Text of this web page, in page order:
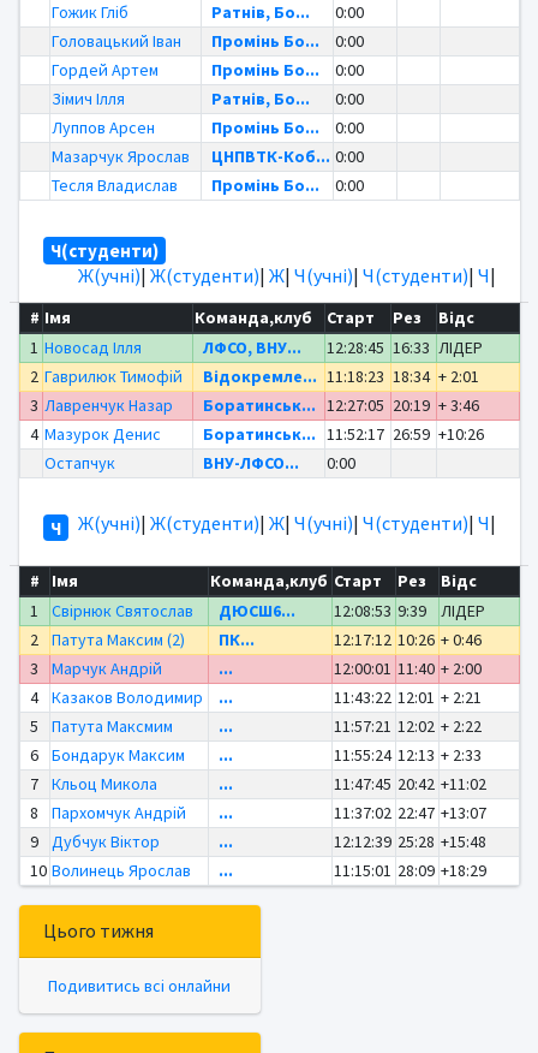
Гожик Гліб
Ратнів, Бо...
0:00
Головацький Іван
Промінь Бо...
0:00
Гордей Артем
Промінь Бо...
0:00
Зімич Ілля
Ратнів, Бо...
0:00
Луппов Арсен
Промінь Бо...
0:00
Мазарчук Ярослав
ЦНПВТК-Коб... 0:00
Тесля Владислав
Промінь Бо... 0:00
Ч(студенти)
Ж(учні)| Ж(студенти)| Ж| Ч(учні)| Ч(студенти)| Ч|
# Імя Команда,клуб Старт Рез
Відс
1 Новосад Ілля ЛФСО, ВНУ... 12:28:45 16:33 ЛІДЕР
2 Гаврилюк Тимофій Відокремле... 11:18:23 18:34 + 2:01
3 Лавренчук Назар Боратинськ... 12:27:05 20:19 + 3:46
4 Мазурок Денис Боратинськ... 11:52:17 26:59 +10:26
Остапчук
ВНУ-ЛФСО... 0:00
Ч Ж(учні)| Ж(студенти)| Ж| Ч(учні)| Ч(студенти)| Ч|
# Імя Команда,клуб Старт Рез
Відс
1
Свірнюк Святослав ДЮСШ6... 12:08:53 9:39
ЛІДЕР
2
Патута Максим (2) ПК... 12:17:12 10:26 + 0:46
3
Марчук Андрій ... 12:00:01 11:40 + 2:00
4
Казаков Володимир ... 11:43:22 12:01 + 2:21
5
Патута Максмим ... 11:57:21 12:02 + 2:22
6
Бондарук Максим ... 11:55:24 12:13 + 2:33
7
Кльоц Микола ... 11:47:45 20:42 +11:02
8
Пархомчук Андрій ... 11:37:02 22:47 +13:07
9
Дубчук Віктор ... 12:12:39 25:28 +15:48
10 Волинець Ярослав ... 11:15:01 28:09 +18:29
Цього тижня
Подивитись всі онлайни